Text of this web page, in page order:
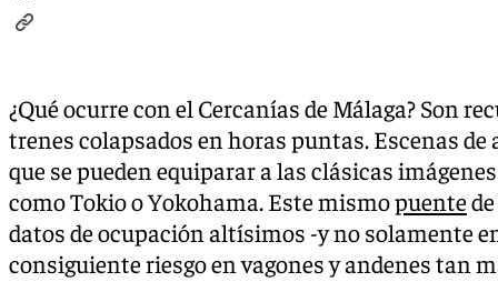
¿Qué ocurre con el Cercanías de Málaga? Son
trenes colapsados en horas puntas. Escenas
que se pueden equiparar a las clásicas
como Tokio o Yokohama. Este mismopuente
datos de ocupación altísimos -y no solamente
consiguiente riesgo en vagones y andenes tan